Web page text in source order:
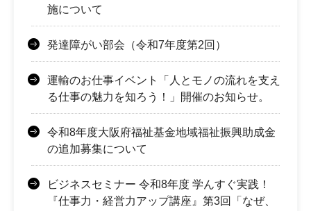
施について
発達障がい部会（令和7年度第2回）
運輸のお仕事イベント「人とモノの流れを支え
る仕事の魅力を知ろう！」開催のお知らせ。
令和8年度大阪府福祉基金地域福祉振興助成金
の追加募集について
ビジネスセミナー 令和8年度 学んすぐ実践！
『仕事力・経営力アップ講座』第3回「なぜ、